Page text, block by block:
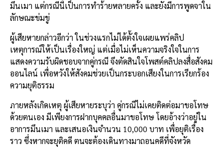
มึนเมา แต่กรณีนี้เป็นการทำร้ายหลายครั้ง และยังมีการพูดจาใน
ลักษณะข่มขู่
ผู้เสียหายกล่าวอีกว่า ในช่วงแรกไม่ได้ตั้งใจเผยแพร่คลิป
เหตุการณ์ให้เป็นเรื่องใหญ่ แต่เมื่อไม่เห็นความจริงใจในการ
แสดงความรับผิดชอบจากคู่กรณี จึงตัดสินใจโพสต์คลิปลงสื่อสังคม
ออนไลน์ เพื่อหวังให้สังคมช่วยเป็นกระบอกเสียงในการเรียกร้อง
ความยุติธรรม
ภายหลังเกิดเหตุ ผู้เสียหายระบุว่า คู่กรณีไม่เคยติดต่อมาขอโทษ
ด้วยตนเอง มีเพียงการฝากบุคคลอื่นมาขอโทษ โดยอ้างว่าอยู่ใน
อาการมึนเมา และเสนอเงินจำนวน 10,000 บาท เพื่อยุติเรื่อง
ราว ซึ่งหากจะยุติคดี ตนจะต้องเดินทางมาถอนคดีที่จังหวัด